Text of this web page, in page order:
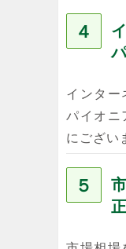
４
インター
パイオニ
にござい
５